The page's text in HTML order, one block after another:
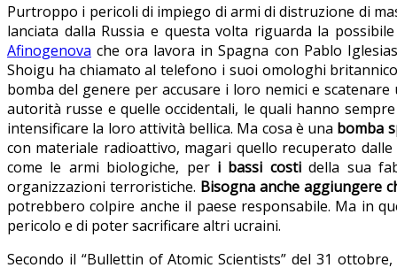
Purtroppo i pericoli di impiego di armi di distruzione di
lanciata dalla Russia e questa volta riguarda la
Afinogenova che ora lavora in Spagna con Pablo
Shoigu ha chiamato al telefono i suoi omologhi
bomba del genere per accusare i loro nemici e
autorità russe e quelle occidentali, le quali hanno
intensificare la loro attività bellica. Ma cosa è una bomba
con materiale radioattivo, magari quello recuperato
come le armi biologiche, per i bassi costidella sua
organizzazioni terroristiche. Bisogna anche aggiungere
potrebbero colpire anche il paese responsabile. Ma in
pericolo e di poter sacrificare altri ucraini.
Secondo il “Bullettin of Atomic Scientists” del 31